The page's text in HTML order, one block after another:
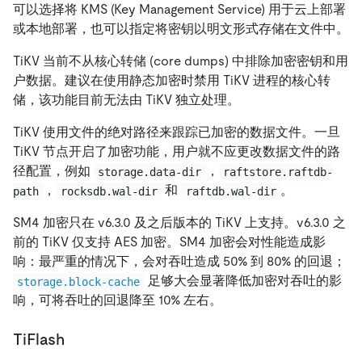
可以选择将 KMS (Key Management Service) 用于云上部署
或本地部署，也可以指定将密钥以明文形式存储在文件中。
TiKV 当前不从核心转储 (core dumps) 中排除加密密钥和用
户数据。建议在使用静态加密时禁用 TiKV 进程的核心转
储，该功能目前无法由 TiKV 独立处理。
TiKV 使用文件的绝对路径来跟踪已加密的数据文件。一旦
TiKV 节点开启了加密功能，用户就不应更改数据文件的路
径配置，例如
storage.data-dir ，
raftstore.raftdb-
path
， rocksdb.wal-dir 和 raftdb.wal-dir 。
SM4 加密只在 v6.3.0 及之后版本的 TiKV 上支持。v6.3.0 之
前的 TiKV 仅支持 AES 加密。SM4 加密会对性能造成影
响：最严重的情况下，会对吞吐造成 50% 到 80% 的回退；
storage.block-cache
足够大会显著降低加密对吞吐的影
响，可将吞吐的回退降至 10% 左右。
TiFlash